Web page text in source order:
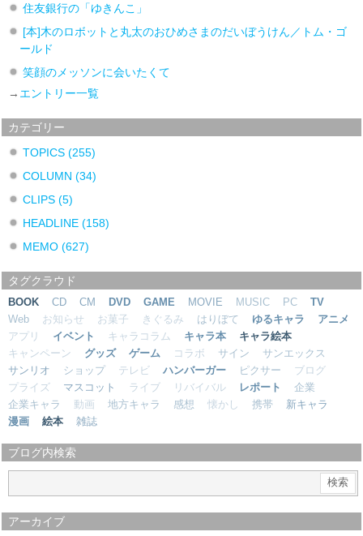
住友銀行の「ゆきんこ」
[本]木のロボットと丸太のおひめさまのだいぼうけん／トム・ゴ
ールド
笑顔のメッソンに会いたくて
→ エントリー一覧
カテゴリー
TOPICS (255)
COLUMN (34)
CLIPS (5)
HEADLINE (158)
MEMO (627)
タグクラウド
BOOK CD CM DVD GAME MOVIE MUSIC PC
TV
Web
お知らせ お菓子 きぐるみ はりぼて ゆるキャラ
アニメ
アプリ
イベント キャラコラム キャラ本
キャラ絵本
キャンペーン
グッズ ゲーム コラボ サイン
サンエックス
サンリオ
ショップ テレビ ハンバーガー ピクサー
ブログ
プライズ
マスコット ライブ リバイバル レポート
企業
企業キャラ
動画 地方キャラ 感想 懐かし 携帯
新キャラ
漫画
絵本 雑誌
ブログ内検索
アーカイブ